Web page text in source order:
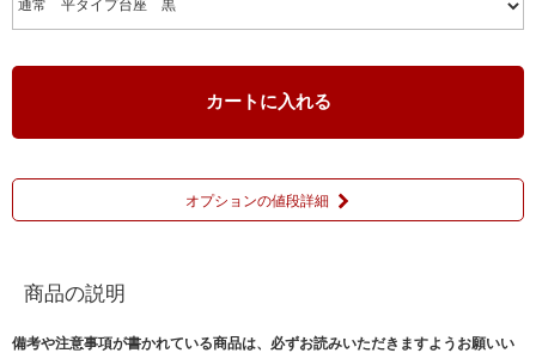
カートに入れる
オプションの値段詳細
商品の説明
備考や注意事項が書かれている商品は、必ずお読みいただきますようお願いい